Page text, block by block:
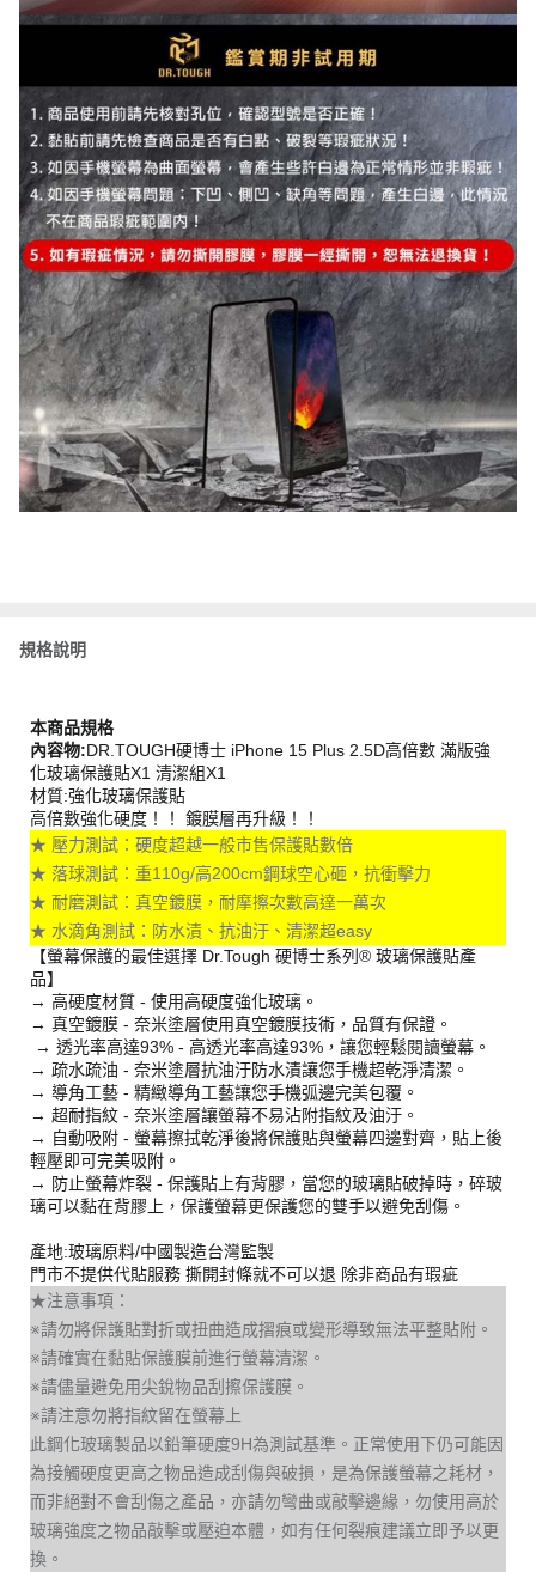
規格說明
本商品規格
內容物:DR.TOUGH硬博士 iPhone 15 Plus 2.5D高倍數 滿版強
化玻璃保護貼X1 清潔組X1
材質:強化玻璃保護貼
高倍數強化硬度！！ 鍍膜層再升級！！
★ 壓力測試：硬度超越一般市售保護貼數倍
★ 落球測試：重110g/高200cm鋼球空心砸，抗衝擊力
★ 耐磨測試：真空鍍膜，耐摩擦次數高達一萬次
★ 水滴角測試：防水漬、抗油汙、清潔超easy
【螢幕保護的最佳選擇 Dr.Tough 硬博士系列® 玻璃保護貼產
品】
→ 高硬度材質 - 使用高硬度強化玻璃。
→ 真空鍍膜 - 奈米塗層使用真空鍍膜技術，品質有保證。
→ 透光率高達93% - 高透光率高達93%，讓您輕鬆閱讀螢幕。
→ 疏水疏油 - 奈米塗層抗油汙防水漬讓您手機超乾淨清潔。
→ 導角工藝 - 精緻導角工藝讓您手機弧邊完美包覆。
→ 超耐指紋 - 奈米塗層讓螢幕不易沾附指紋及油汙。
→ 自動吸附 - 螢幕擦拭乾淨後將保護貼與螢幕四邊對齊，貼上後
輕壓即可完美吸附。
→ 防止螢幕炸裂 - 保護貼上有背膠，當您的玻璃貼破掉時，碎玻
璃可以黏在背膠上，保護螢幕更保護您的雙手以避免刮傷。
產地:玻璃原料/中國製造台灣監製
門市不提供代貼服務 撕開封條就不可以退 除非商品有瑕疵
★注意事項：
※請勿將保護貼對折或扭曲造成摺痕或變形導致無法平整貼附。
※請確實在黏貼保護膜前進行螢幕清潔。
※請儘量避免用尖銳物品刮擦保護膜。
※請注意勿將指紋留在螢幕上
此鋼化玻璃製品以鉛筆硬度9H為測試基準。正常使用下仍可能因
為接觸硬度更高之物品造成刮傷與破損，是為保護螢幕之耗材，
而非絕對不會刮傷之產品，亦請勿彎曲或敲擊邊緣，勿使用高於
玻璃強度之物品敲擊或壓迫本體，如有任何裂痕建議立即予以更
換。